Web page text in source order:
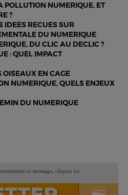
POLLUTION NUMERIQUE, ET
?
IDEES RECUES SUR
DU NUMERIQUE
DU CLIC AU DECLIC ?
: QUEL IMPACT
OISEAUX EN CAGE
NUMERIQUE, QUELS ENJEUX
DU NUMERIQUE
ce message, cliquez ici